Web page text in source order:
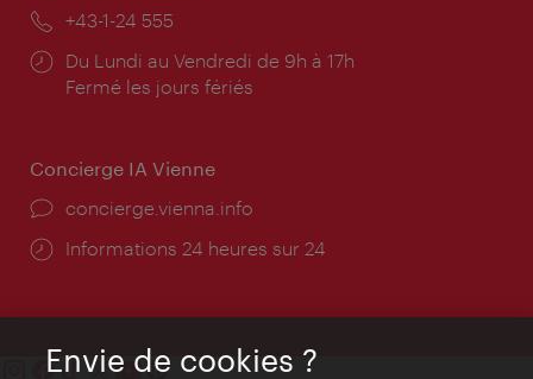
Téléphone:
+43-1-24 555
Horaires
d'ouverture:
Du Lundi au Vendredi de 9h à 17h
Fermé les jours fériés
Concierge IA Vienne
Ort:
concierge.vienna.info
Öffnungszeiten:
Informations 24 heures sur 24
Envie de cookies ?